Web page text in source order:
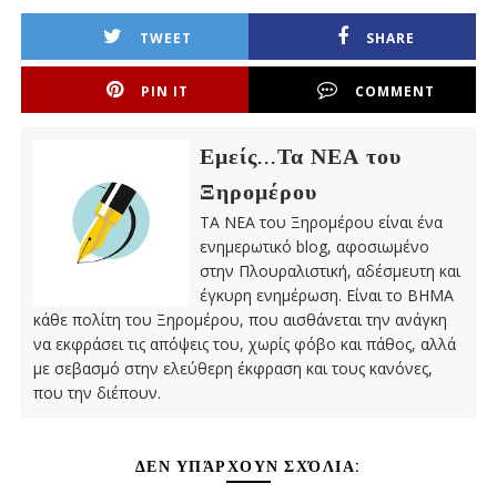
TWEET SHARE
PIN IT COMMENT
Εμείς...Τα ΝΕΑ του
Ξηρομέρου
ΤΑ ΝΕΑ του Ξηρομέρου είναι ένα
ενημερωτικό blog, αφοσιωμένο
στην Πλουραλιστική, αδέσμευτη και
έγκυρη ενημέρωση. Είναι το ΒΗΜΑ
κάθε πολίτη του Ξηρομέρου, που αισθάνεται την ανάγκη
να εκφράσει τις απόψεις του, χωρίς φόβο και πάθος, αλλά
με σεβασμό στην ελεύθερη έκφραση και τους κανόνες,
που την διέπουν.
ΔΕΝ ΥΠΆΡΧΟΥΝ ΣΧΌΛΙΑ: